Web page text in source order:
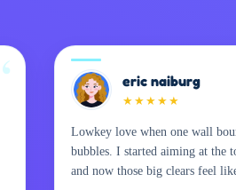
eric naiburg
★ ★ ★ ★ ★
Lowkey love when one wall
bubbles. I started aiming at the
and now those big clears feel